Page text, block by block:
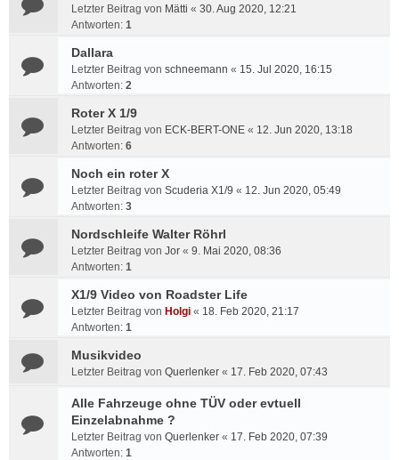
Letzter Beitrag von Mätti « 30. Aug 2020, 12:21
Antworten: 1
Dallara
Letzter Beitrag von schneemann « 15. Jul 2020, 16:15
Antworten: 2
Roter X 1/9
Letzter Beitrag von ECK-BERT-ONE « 12. Jun 2020, 13:18
Antworten: 6
Noch ein roter X
Letzter Beitrag von Scuderia X1/9 « 12. Jun 2020, 05:49
Antworten: 3
Nordschleife Walter Röhrl
Letzter Beitrag von Jor « 9. Mai 2020, 08:36
Antworten: 1
X1/9 Video von Roadster Life
Letzter Beitrag von Holgi « 18. Feb 2020, 21:17
Antworten: 1
Musikvideo
Letzter Beitrag von Querlenker « 17. Feb 2020, 07:43
Alle Fahrzeuge ohne TÜV oder evtuell
Einzelabnahme ?
Letzter Beitrag von Querlenker « 17. Feb 2020, 07:39
Antworten: 1